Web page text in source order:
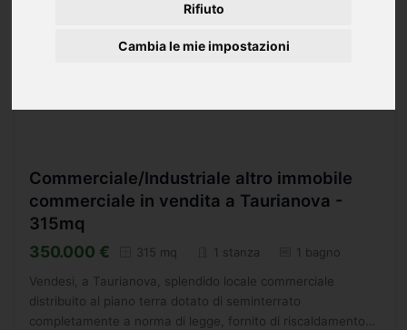
Rifiuto
Cambia le mie impostazioni
Commerciale/Industriale altro immobile
commerciale in vendita a Taurianova -
315mq
350.000 € 315 mq 1 stanza 1 bagno
Vendesi, a Taurianova, splendido locale commerciale
distribuito al piano terra dotato di seminterrato
completamente a norma di legge, fornito di riscaldamento